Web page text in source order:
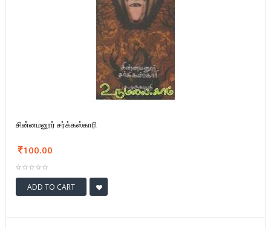
சின்னமனூர் சர்க்கஸ்காரி
100.00
ADD TO CART